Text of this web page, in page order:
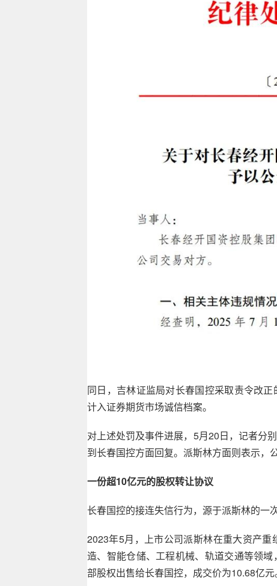
同日，吉林证监局对长春国控采取责令改
计入证券期货市场诚信档案。
对上述处罚及事件进展，5月20日，记者分
到长春国控方面回复。派斯林方面则表示，
一份超10亿元的股权转让协议
长春国控的接连失信行为，源于派斯林的一
2023年5月，上市公司派斯林在重大资产
造、智能仓储、工程机械、轨道交通等领
部股权出售给长春国控，成交价为10.68亿元